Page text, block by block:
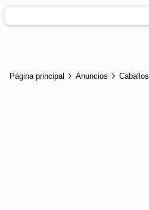
Página principal Anuncios Caballos